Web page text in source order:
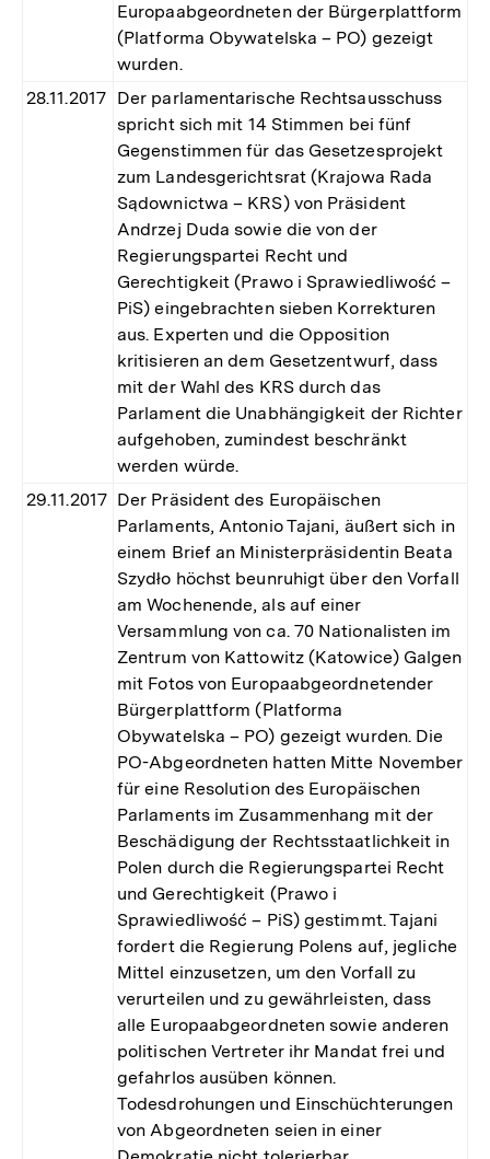
Europaabgeordneten der Bürgerplattform
(Platforma Obywatelska – PO) gezeigt
wurden.
28.11.2017 Der parlamentarische Rechtsausschuss
spricht sich mit 14 Stimmen bei fünf
Gegenstimmen für das Gesetzesprojekt
zum Landesgerichtsrat (Krajowa Rada
Sądownictwa – KRS) von Präsident
Andrzej Duda sowie die von der
Regierungspartei Recht und
Gerechtigkeit (Prawo i Sprawiedliwość –
PiS) eingebrachten sieben Korrekturen
aus. Experten und die Opposition
kritisieren an dem Gesetzentwurf, dass
mit der Wahl des KRS durch das
Parlament die Unabhängigkeit der Richter
aufgehoben, zumindest beschränkt
werden würde.
29.11.2017 Der Präsident des Europäischen
Parlaments, Antonio Tajani, äußert sich in
einem Brief an Ministerpräsidentin Beata
Szydło höchst beunruhigt über den Vorfall
am Wochenende, als auf einer
Versammlung von ca. 70 Nationalisten im
Zentrum von Kattowitz (Katowice) Galgen
mit Fotos von Europaabgeordnetender
Bürgerplattform (Platforma
Obywatelska – PO) gezeigt wurden. Die
PO-Abgeordneten hatten Mitte November
für eine Resolution des Europäischen
Parlaments im Zusammenhang mit der
Beschädigung der Rechtsstaatlichkeit in
Polen durch die Regierungspartei Recht
und Gerechtigkeit (Prawo i
Sprawiedliwość – PiS) gestimmt. Tajani
fordert die Regierung Polens auf, jegliche
Mittel einzusetzen, um den Vorfall zu
verurteilen und zu gewährleisten, dass
alle Europaabgeordneten sowie anderen
politischen Vertreter ihr Mandat frei und
gefahrlos ausüben können.
Todesdrohungen und Einschüchterungen
von Abgeordneten seien in einer